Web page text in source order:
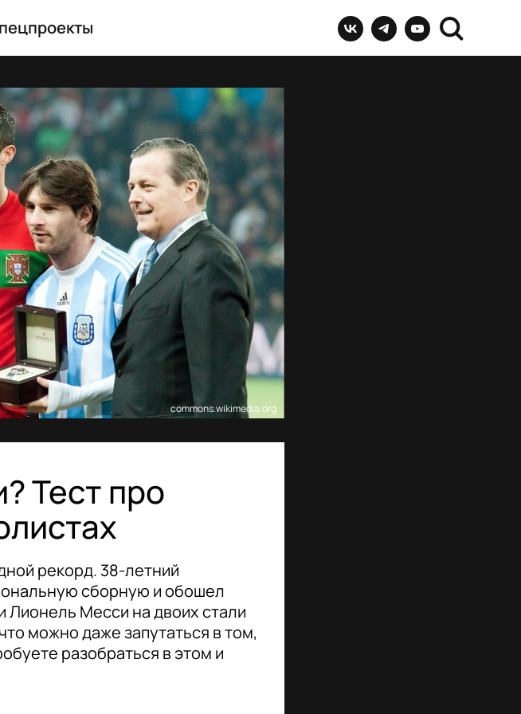
commons.wikimedia.org
Тест про
рекорд. 38-летний
сборную и обошел
Лионель Месси на двоих стали
можно даже запутаться в том,
разобраться в этом и